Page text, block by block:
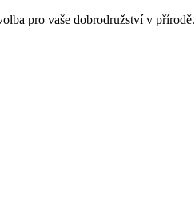
pro vaše dobrodružství v přírodě.